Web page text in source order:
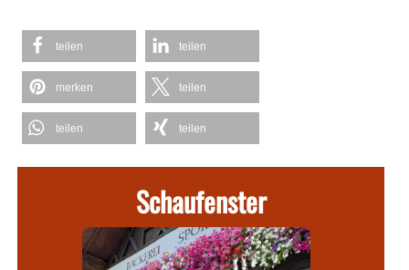
teilen teilen
merken teilen
teilen teilen
Schaufenster